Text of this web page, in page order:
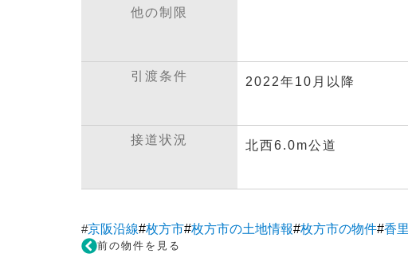
他の制限
引渡条件 2022年10月以降
接道状況 北西6.0m公道
#京阪沿線#枚方市#枚方市の土地情報#枚方市の物件#香
前の物件を見る